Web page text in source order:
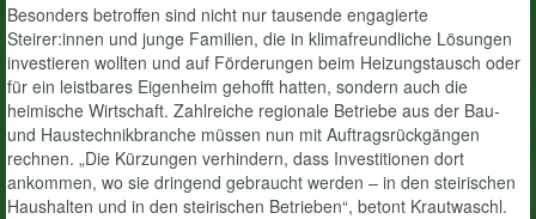
Besonders betroffen sind nicht nur tausende engagierte
Steirer:innen und junge Familien, die in klimafreundliche Lösungen
investieren wollten und auf Förderungen beim Heizungstausch oder
für ein leistbares Eigenheim gehofft hatten, sondern auch die
heimische Wirtschaft. Zahlreiche regionale Betriebe aus der Bau-
und Haustechnikbranche müssen nun mit Auftragsrückgängen
rechnen. „Die Kürzungen verhindern, dass Investitionen dort
ankommen, wo sie dringend gebraucht werden – in den steirischen
Haushalten und in den steirischen Betrieben“, betont Krautwaschl.